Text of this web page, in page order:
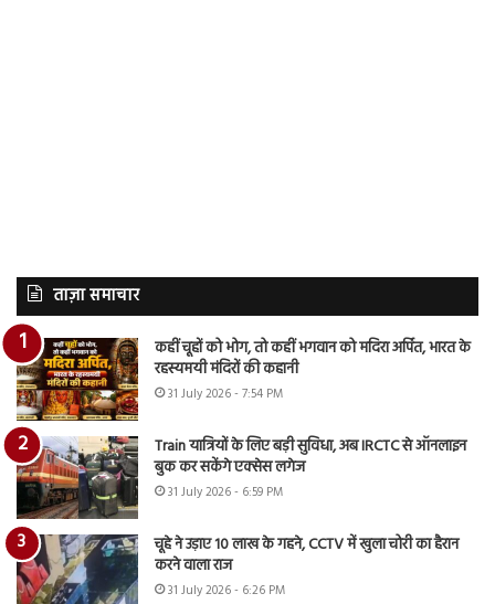
ताज़ा समाचार
कहीं चूहों को भोग, तो कहीं भगवान को मदिरा अर्पित, भारत के
रहस्यमयी मंदिरों की कहानी
31 July 2026 - 7:54 PM
Train यात्रियों के लिए बड़ी सुविधा, अब IRCTC से ऑनलाइन
बुक कर सकेंगे एक्सेस लगेज
31 July 2026 - 6:59 PM
चूहे ने उड़ाए 10 लाख के गहने, CCTV में खुला चोरी का हैरान
करने वाला राज
31 July 2026 - 6:26 PM